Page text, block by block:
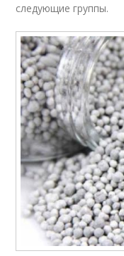
следующие группы.